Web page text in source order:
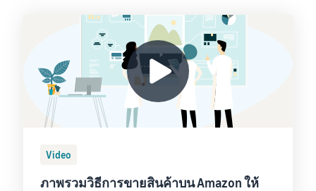
Video
ภาพรวมวิธีการขายสินค้าบน Amazon ให้